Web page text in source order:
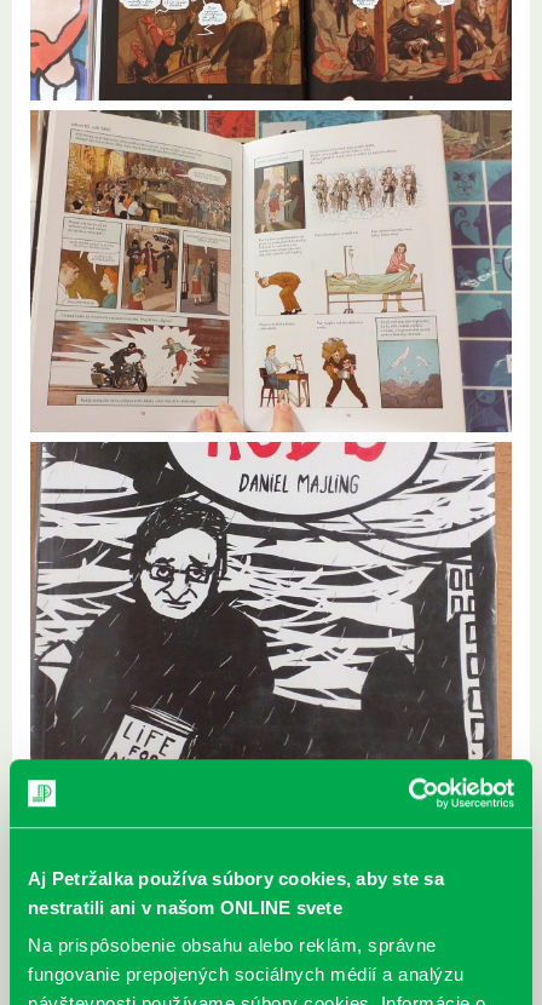
Aj Petržalka používa súbory cookies, aby ste sa
nestratili ani v našom ONLINE svete
Na prispôsobenie obsahu alebo reklám, správne
fungovanie prepojených sociálnych médií a analýzu